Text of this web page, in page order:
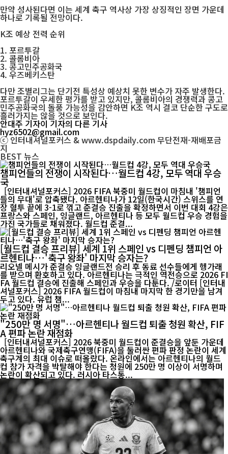
만약 성사된다면 이는 세계 축구 역사상 가장 상징적인 장면 가운데
하나로 기록될 전망이다.
K조 예상 전력 순위
1. 포르투갈
2. 콜롬비아
3. 콩고민주공화국
4. 우즈베키스탄
다만 조별리그는 단기전 특성상 예상치 못한 변수가 자주 발생한다.
포르투갈이 우세한 평가를 받고 있지만, 콜롬비아의 경쟁력과 콩고
민주공화국의 돌풍 가능성을 감안하면 K조 역시 결코 단순한 구도로
흘러가지는 않을 것으로 보인다.
안대주 기자이 기자의 다른 기사
hyz6502@gmail.com
ⓒ 인터내셔널포커스 & www.dspdaily.com 무단전재-재배포금
지
BEST 뉴스
챔피언들의 전쟁이 시작된다…월드컵 4강, 모두 역대 우승
국
[인터내셔널포커스] 2026 FIFA 북중미 월드컵이 마침내 '챔피언
들의 무대'로 압축됐다. 아르헨티나가 12일(한국시간) 스위스를 연
장 혈투 끝에 3-1로 꺾고 준결승 진출을 확정하면서 이번 대회 4강은
프랑스와 스페인, 잉글랜드, 아르헨티나 등 모두 월드컵 우승 경험을
가진 국가들로 채워졌다. 월드컵 준결...
[월드컵 결승 프리뷰] 세계 1위 스페인 vs 디펜딩 챔피언 아
르헨티나…'축구 왕좌' 마지막 승자는?
리오넬 메시가 준결승 잉글랜드전 승리 후 동료 선수들에게 헹가래
를 받으며 환호하고 있다. 아르헨티나는 극적인 역전승으로 2026 FI
FA 월드컵 결승에 진출해 스페인과 우승을 다툰다. /로이터 [인터내
셔널포커스] 2026 FIFA 월드컵이 마침내 마지막 한 경기만을 남겨
두고 있다. 유럽 챔...
"250만 명 서명"…아르헨티나 월드컵 퇴출 청원 확산, FIF
A 편파 논란 재점화
[인터내셔널포커스] 2026 북중미 월드컵이 준결승을 앞둔 가운데
아르헨티나와 국제축구연맹(FIFA)을 둘러싼 편파 판정 논란이 세계
축구계의 최대 이슈로 떠올랐다. 온라인에서는 아르헨티나의 월드
컵 참가 자격을 박탈해야 한다는 청원에 250만 명 이상이 서명하며
논란이 확산되고 있다. 러시아 타스통...